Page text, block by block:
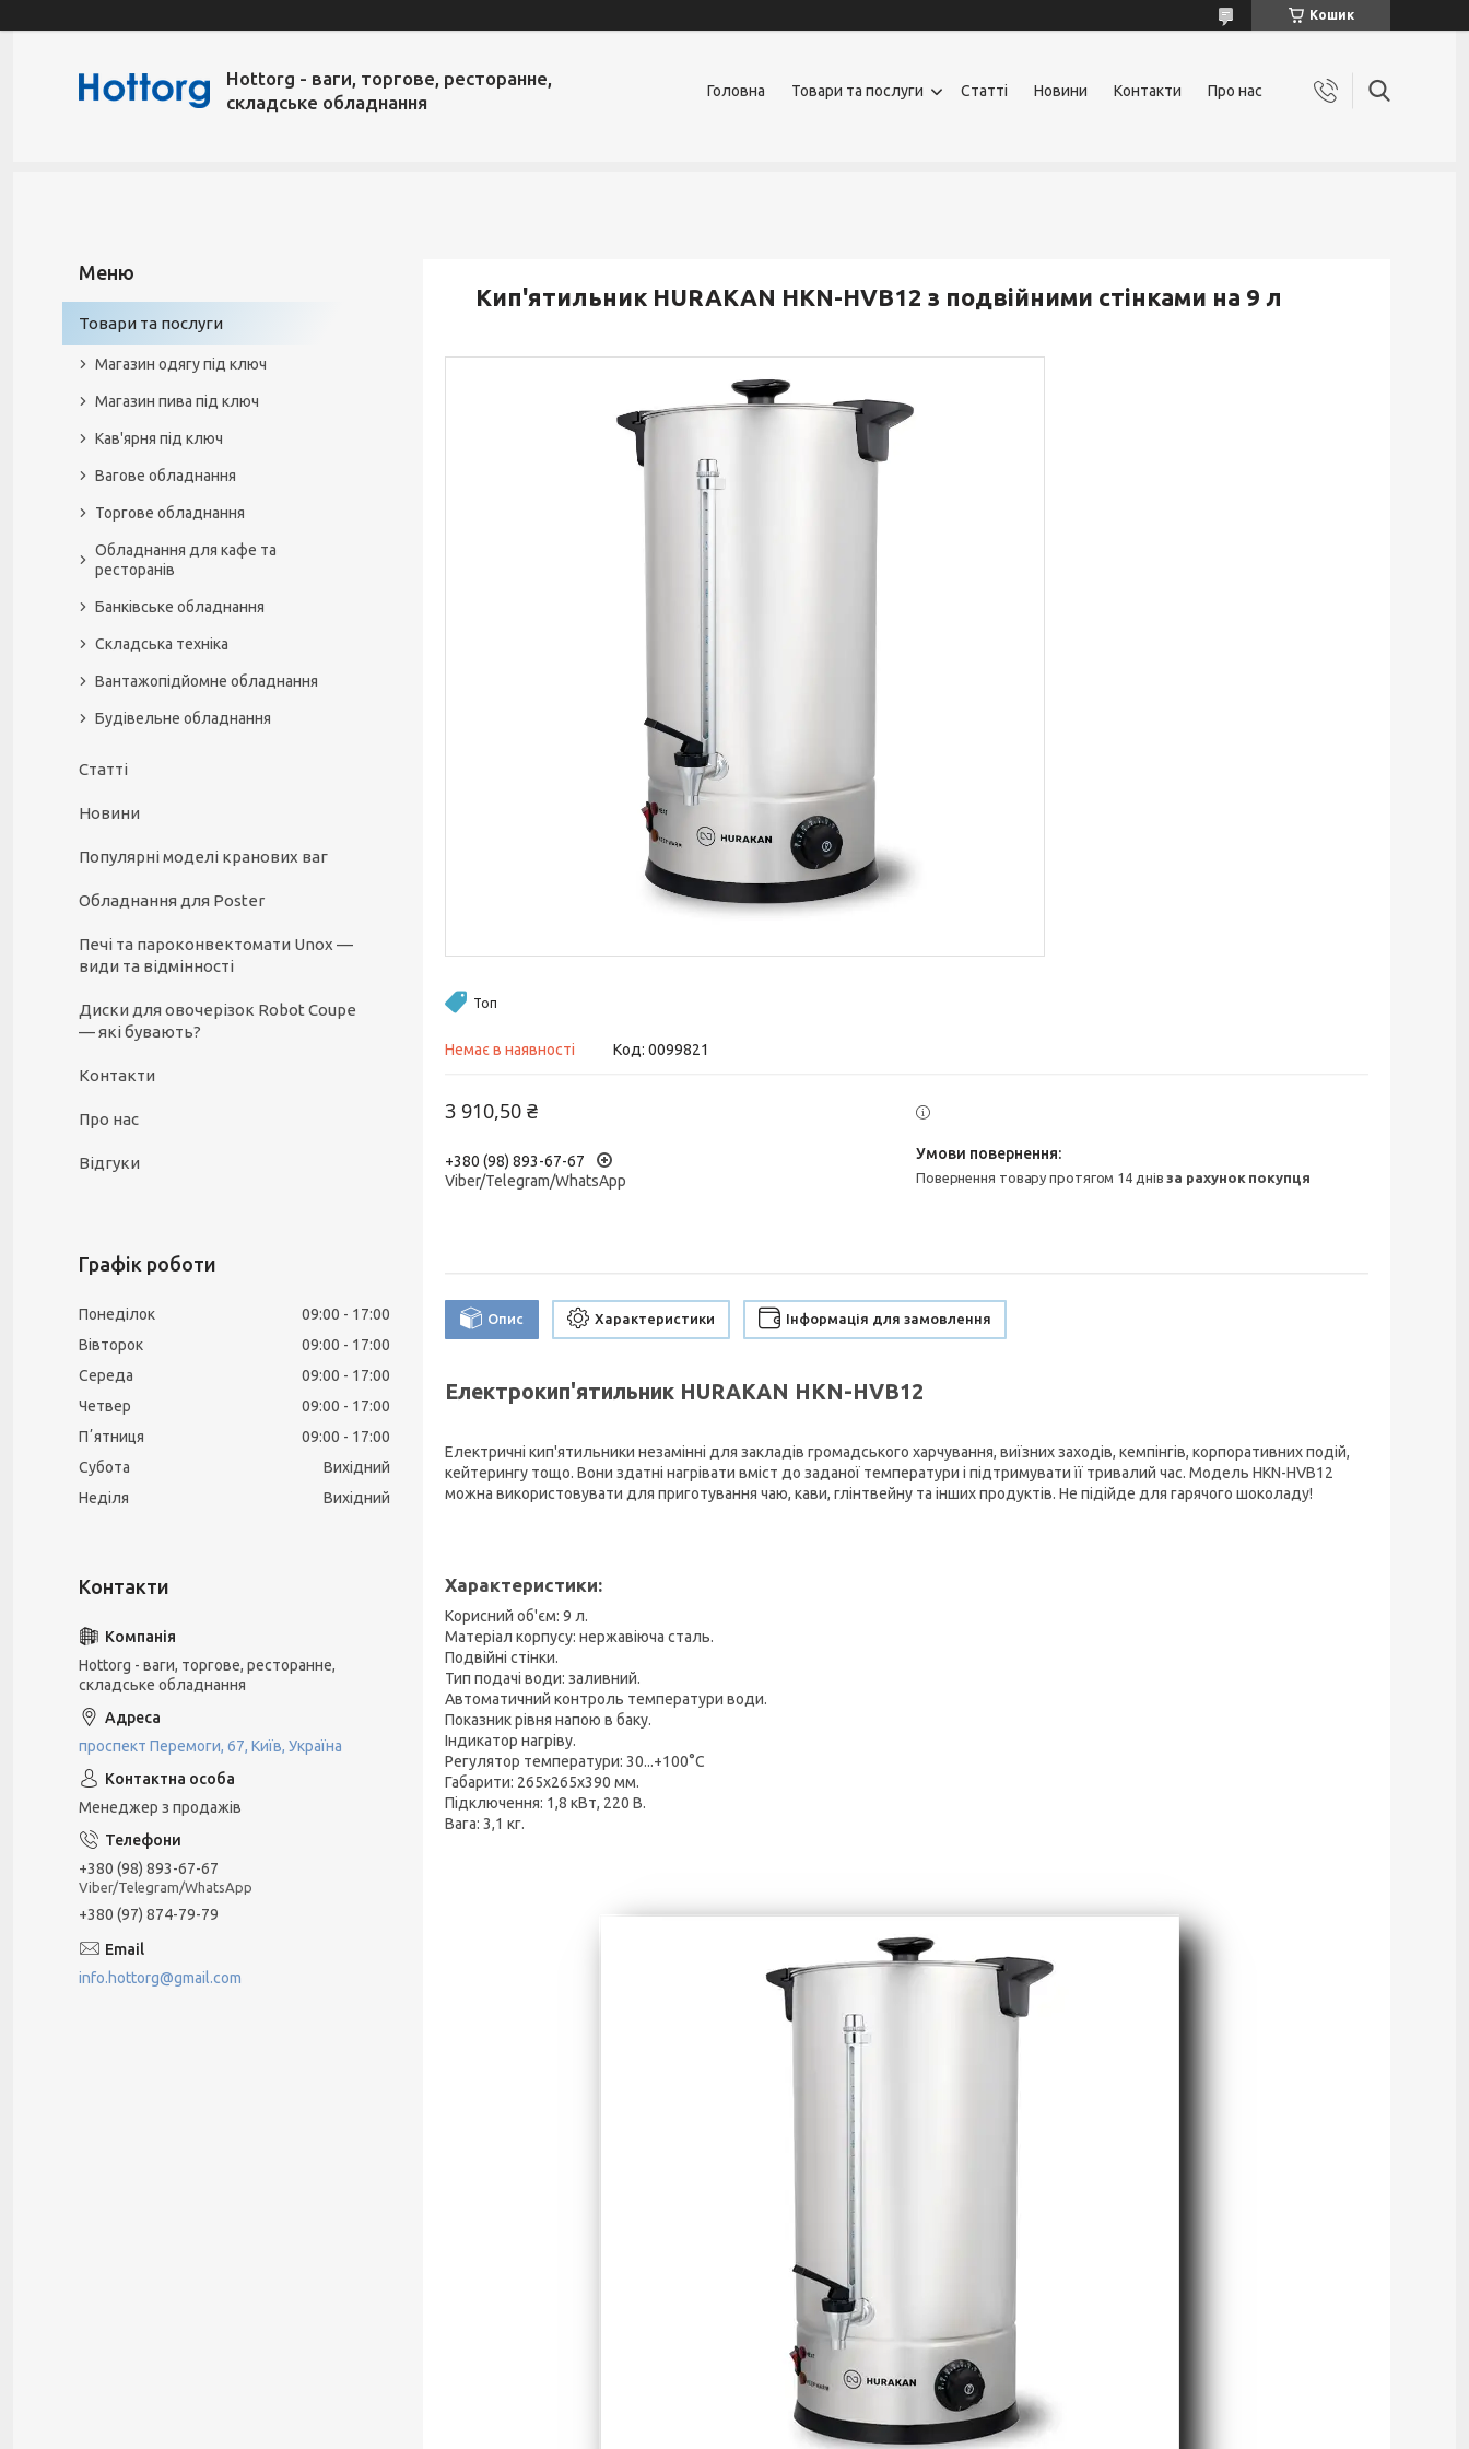
Кошик
Hottorg - ваги, торгове, ресторанне,
складське обладнання
Головна Товари та послуги Статті Новини Контакти Про нас
Кип'ятильник HURAKAN HKN-HVB12 з подвійними стінками на 9 л
Топ
Немає в наявності Код: 0099821
3 910,50 ₴
+380 (98) 893-67-67
Viber/Telegram/WhatsApp
повернення товару протягом 14 днівза рахунок покупця
Опис Характеристики Інформація для замовлення
Електрокип'ятильник HURAKAN HKN-HVB12
Електричні кип'ятильники незамінні для закладів громадського харчування, виїзних заходів, кемпінгів, корпоративних подій,
кейтерингу тощо. Вони здатні нагрівати вміст до заданої температури і підтримувати її тривалий час. Модель HKN-HVB12
можна використовувати для приготування чаю, кави, глінтвейну та інших продуктів. Не підійде для гарячого шоколаду!
Характеристики:
Корисний об'єм: 9 л.
Матеріал корпусу: нержавіюча сталь.
Подвійні стінки.
Тип подачі води: заливний.
Автоматичний контроль температури води.
Показник рівня напою в баку.
Індикатор нагріву.
Регулятор температури: 30...+100°С
Габарити: 265х265х390 мм.
Підключення: 1,8 кВт, 220 В.
Вага: 3,1 кг.
Товари та послуги
Магазин одягу під ключ
Магазин пива під ключ
Кав'ярня під ключ
Вагове обладнання
Торгове обладнання
Обладнання для кафе та
ресторанів
Банківське обладнання
Складська техніка
Вантажопідйомне обладнання
Будівельне обладнання
Статті
Новини
Популярні моделі кранових ваг
Обладнання для Poster
Печі та пароконвектомати Unox —
види та відмінності
Диски для овочерізок Robot Coupe
— які бувають?
Контакти
Про нас
Відгуки
Графік роботи
Понеділок 09:00
17:00
Вівторок
09:00
17:00
Середа
09:00
17:00
Четвер
09:00
17:00
Пʼятниця
09:00
17:00
Субота
Вихідний
Неділя
Вихідний
Hottorg - ваги, торгове, ресторанне,
складське обладнання
проспект Перемоги, 67, Київ, Україна
Менеджер з продажів
+380 (98) 893-67-67
Viber/Telegram/WhatsApp
+380 (97) 874-79-79
info.hottorg@gmail.com